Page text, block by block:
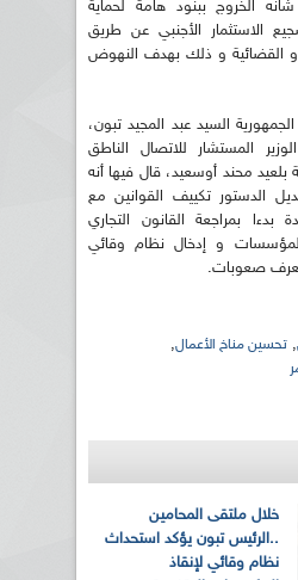
الخروج ببنود هامة لحماية
الاستثمار الأجنبي عن طريق
و القضائية و ذلك بهدف النهوض
السيد عبد المجيد تبون،
المستشار للاتصال الناطق
بلعيد محند أوسعيد، قال فيها أنه
الدستور تكييف القوانين مع
بدءا بمراجعة القانون التجاري
و إدخال نظام وقائي
صعوبات.
, تحسين مناخ الأعمال,
خلال ملتقى المحامين
..الرئيس تبون يؤكد استحداث
نظام وقائي لإنقاذ